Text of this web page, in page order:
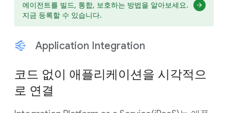
에이전트를 빌드, 통합, 보호하는 방법을 알아보세요.
지금 등록할 수 있습니다.
Application Integration
코드 없이 애플리케이션을 시각적으
로 연결